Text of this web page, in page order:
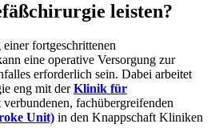
leisten?
fortgeschrittenen
eine operative Versorgung zur
erforderlich sein. Dabei arbeitet
eng mit derKlinik für
fachübergreifenden
Unit) in den Knappschaft Kliniken